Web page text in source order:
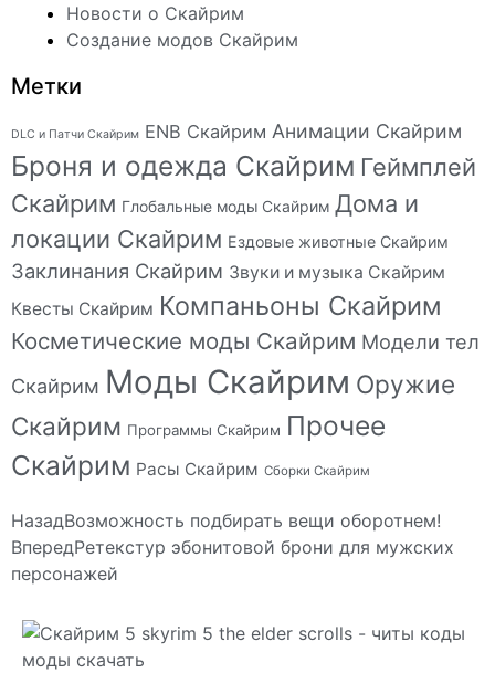
Новости о Скайрим
Создание модов Скайрим
Метки
DLC и Патчи Скайрим ENB Скайрим Анимации Скайрим
Броня и одежда Скайрим Геймплей
Скайрим Глобальные моды Скайрим Дома и
локации Скайрим Ездовые животные Скайрим
Заклинания Скайрим Звуки и музыка Скайрим
Квесты Скайрим Компаньоны Скайрим
Косметические моды Скайрим Модели тел
Скайрим Моды Скайрим Оружие
Скайрим Программы Скайрим Прочее
Скайрим Расы Скайрим Сборки Скайрим
НазадВозможность подбирать вещи оборотнем!
ВпередРетекстур эбонитовой брони для мужских
персонажей